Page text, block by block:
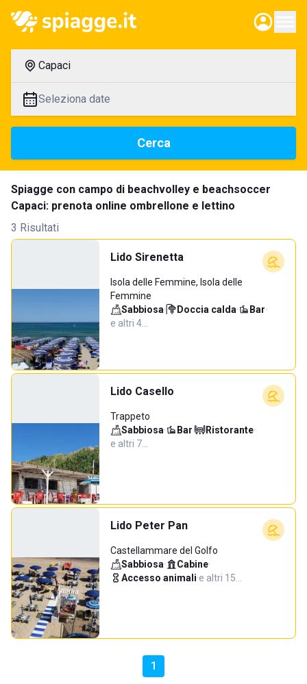
Capaci
Seleziona date
Cerca
Spiagge con campo di beachvolley e beachsoccer
Capaci: prenota online ombrellone e lettino
3 Risultati
Lido Sirenetta
Isola delle Femmine, Isola delle
Femmine
Sabbiosa· Doccia calda· Bar·
e altri 4…
Lido Casello
Trappeto
Sabbiosa· Bar· Ristorante·
e altri 7…
Lido Peter Pan
Castellammare del Golfo
Sabbiosa· Cabine·
Accesso animali·e altri 15…
1